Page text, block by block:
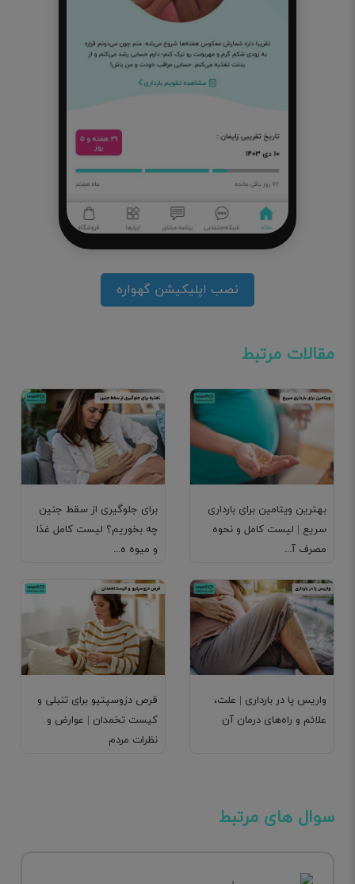
نصب اپلیکیشن گهواره
مقالات مرتبط
برای جلوگیری از سقط جنین
چه بخوریم؟ لیست کامل غذا
و میوه ه...
بهترین ویتامین برای بارداری
سریع | لیست کامل و نحوه
مصرف آ...
قرص دزوسپتیو برای تنبلی و
کیست تخمدان | عوارض و
نظرات مردم
واریس پا در بارداری | علت،
علائم و راه‌های درمان آن
سوال های مرتبط